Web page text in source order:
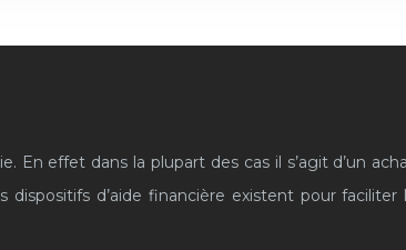
effet dans la plupart des cas il s’agit d’un
d’aide financière existent pour faciliter